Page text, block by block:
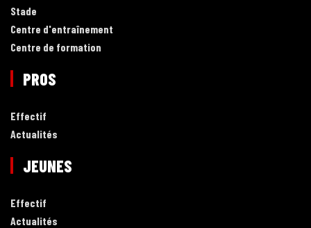
Stade
Centre d'entraînement
Centre de formation
PROS
Effectif
Actualités
JEUNES
Effectif
Actualités